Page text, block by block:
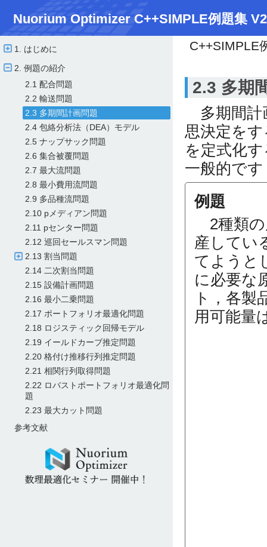
Nuorium Optimizer C++SIMPLE例題集
1. はじめに
2. 例題の紹介
2.1 配合問題
2.2 輸送問題
2.3 多期間計画問題
2.4 包絡分析法（DEA）モデル
2.5 ナップサック問題
2.6 集合被覆問題
2.7 最大流問題
2.8 最小費用流問題
2.9 多品種流問題
2.10 pメディアン問題
2.11 pセンター問題
2.12 巡回セールスマン問題
2.13 割当問題
2.14 二次割当問題
2.15 設備計画問題
2.16 最小二乗問題
2.17 ポートフォリオ最適化問題
2.18 ロジスティック回帰モデル
2.19 イールドカーブ推定問題
2.20 格付け推移行列推定問題
2.21 相関行列取得問題
2.22 ロバストポートフォリオ最適化問
題
2.23 最大カット問題
参考文献
C++SIMPLE
2.3 多期
多期間計
思決定を
を定式化
一般的です
例題
2種類の
産してい
てようと
に必要な
ト，各製
用可能量